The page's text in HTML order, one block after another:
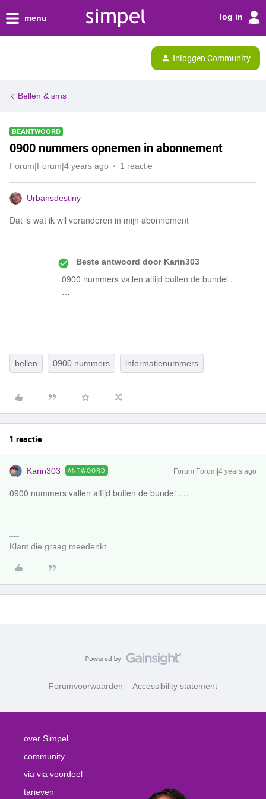
menu log in
Inloggen Community
Bellen & sms
BEANTWOORD
0900 nummers opnemen in abonnement
Forum|Forum|4 years ago 1 reactie
Urbansdestiny
Dat is wat ik wil veranderen in mijn abonnement
Beste antwoord doorKarin303
0900 nummers vallen altijd buiten de bundel .
…
bellen 0900 nummers informatienummers
1 reactie
Karin303 ANTWOORD Forum|Forum|4 years ago
0900 nummers vallen altijd buiten de bundel .…
Klant die graag meedenkt
Forumvoorwaarden Accessibility statement
over Simpel
community
via via voordeel
tarieven